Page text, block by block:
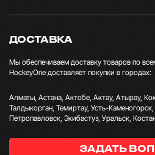
ДОСТАВКА
Мы обеспечиваем доставку товаров по
HockeyOne доставляет покупки в городах:
Алматы, Астана, Актобе, Актау, Атырау,
Талдыкорган, Темиртау, Усть-
Петропавловск, Экибастуз, Уральск,
ЗАДАТЬ